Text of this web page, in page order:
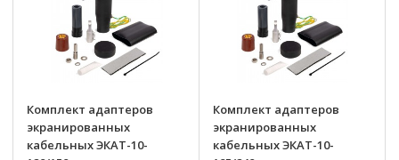
Комплект адаптеров
экранированных
кабельных ЭКАТ-10-
Комплект адаптеров
экранированных
кабельных ЭКАТ-10-